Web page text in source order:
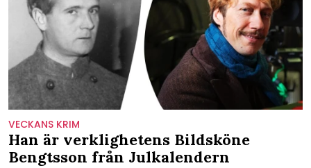
VECKANS KRIM
Han är verklighetens Bildsköne
Bengtsson från Julkalendern